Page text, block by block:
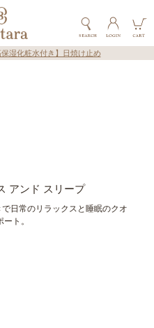
保湿化粧水付き】日焼け止め
アンド スリープ
日常のリラックスと睡眠のクオ
ト。